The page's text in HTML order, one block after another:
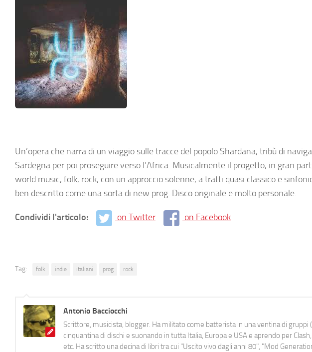
Un’opera che narra di un viaggio sulle tracce del popolo Shardana, tribù di
Sardegna per poi proseguire verso l’Africa. Musicalmente il progetto, in gran
world music, folk, rock, con un approccio solenne, a tratti quasi classico e
ben descritto come una sorta di new prog. Disco originale e molto personale.
Condividi l'articolo: on Twitter on Facebook
Tag: folk indie italiani prog rock
Antonio Bacciocchi
Scrittore, musicista, blogger. Ha militato come batterista in una ventina di
cinquantina di dischi e suonando in tutta Italia, Europa e USA e aprendo per
etc. Ha scritto una decina di libri tra cui "Uscito vivo dagli anni 80", "Mod